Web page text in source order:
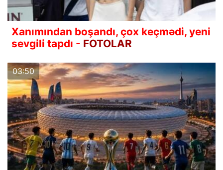
Xanımından boşandı, çox keçmədi, yeni
sevgili tapdı - FOTOLAR
03:50